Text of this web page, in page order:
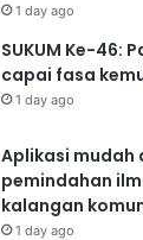
1 day ago
SUKUM Ke-46:
capai fasa
1 day ago
Aplikasi mudah
pemindahan
kalangan
1 day ago